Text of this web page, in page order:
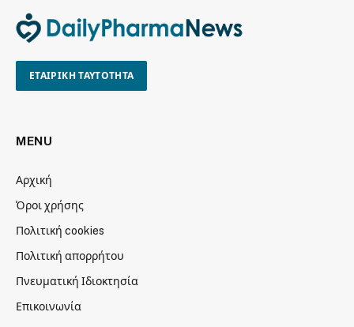
ΕΤΑΙΡΙΚΗ ΤΑΥΤΟΤΗΤΑ
MENU
Αρχική
Όροι χρήσης
Πολιτική cookies
Πολιτική απορρήτου
Πνευματική Ιδιοκτησία
Επικοινωνία